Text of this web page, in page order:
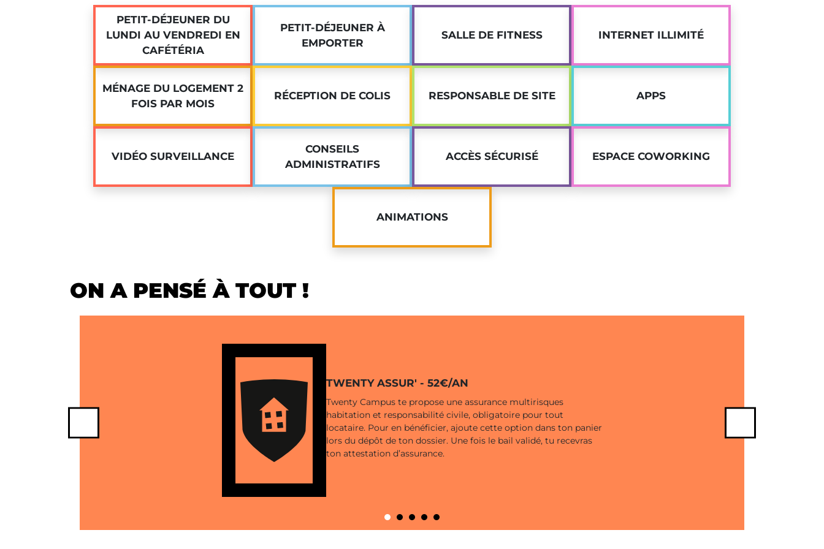
avec Twenty Campus !
PETIT-DÉJEUNER DU
LUNDI AU VENDREDI EN
CAFÉTÉRIA
PETIT-DÉJEUNER À
EMPORTER
SALLE DE FITNESS INTERNET ILLIMITÉ
MÉNAGE DU LOGEMENT 2
FOIS PAR MOIS
RÉCEPTION DE COLIS RESPONSABLE DE SITE APPS
VIDÉO SURVEILLANCE
CONSEILS
ADMINISTRATIFS
ACCÈS SÉCURISÉ ESPACE COWORKING
ANIMATIONS
ON A PENSÉ À TOUT !
TWENTY ASSUR' - 52€/AN
Twenty Campus te propose une assurance multirisques
habitation et responsabilité civile, obligatoire pour tout
locataire. Pour en bénéficier, ajoute cette option dans ton panier
lors du dépôt de ton dossier. Une fois le bail validé, tu recevras
ton attestation d’assurance.